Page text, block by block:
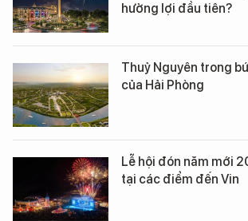
hưởng lợi đầu tiên?
Thuỷ Nguyên trong
của Hải Phòng
Lễ hội đón năm mới
tại các điểm đến Vin